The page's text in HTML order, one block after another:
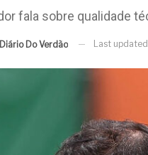
fala sobre qualidade
Diário Do Verdão Last updated